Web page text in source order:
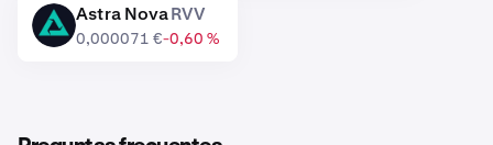
RVV Astra NovaRVV
0,000071 €-0,60 %